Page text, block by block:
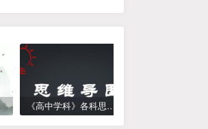
《高中学科》各科思维导图